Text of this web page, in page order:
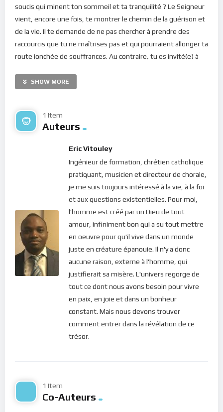
soucis qui minent ton sommeil et ta tranquilité ? Le Seigneur
vient, encore une fois, te montrer le chemin de la guérison et
de la vie. Il te demande de ne pas chercher à prendre des
raccourcis que tu ne maîtrises pas et qui pourraient allonger ta
route jonchée de souffrances. Au contraire, tu es invité(e) à
dont tu as besoin chaque jour pour une vie stable et épanouie
Méditons :
Je suis le Prince de la paix. Ce que j’ai dit à mes
disciples, je te le dis aussi :Que la paix soit
avec toi !Puisque je suis ton fidèle
compagnon, ma paix est toujours à ta
disposition. Lorsque tu gardes le regard fixé sur
moi, tu fais l’expérience à la fois de ma
présence et de ma paix. Adore-moi comme le
Roi des rois, le Seigneur des seigneurs et le
Prince de la paix.
Tu as besoin de ma paix à chaque instant pour
accomplir mes objectifs dans ta vie. Tu peux,
parfois, avoir envie de prendre des raccourcis
afin d’atteindre ton but le plus rapidement
possible. Si le raccourci nécessite que tu
tournes le dos à ma présence, tu dois choisir
SHOW MORE
1 Item
Auteurs
Eric Vitouley
Ingénieur de formation, chrétien catholique
pratiquant, musicien et directeur de chorale,
je me suis toujours intéressé à la vie, à la foi
et aux questions existentielles. Pour moi,
l'homme est créé par un Dieu de tout
amour, infiniment bon qui a su tout mettre
en oeuvre pour qu'il vive dans un monde
juste en créature épanouie. Il n'y a donc
aucune raison, externe à l'homme, qui
justifierait sa misère. L'univers regorge de
tout ce dont nous avons besoin pour vivre
en paix, en joie et dans un bonheur
constant. Mais nous devons trouver
comment entrer dans la révélation de ce
trésor.
1 Item
Co-Auteurs